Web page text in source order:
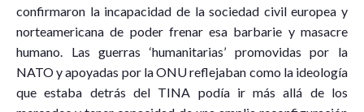
confirmaron la incapacidad de la sociedad civil europea y
norteamericana de poder frenar esa barbarie y masacre
humano. Las guerras ‘humanitarias’ promovidas por la
NATO y apoyadas por la ONU reflejaban como la ideología
que estaba detrás del TINA podía ir más allá de los